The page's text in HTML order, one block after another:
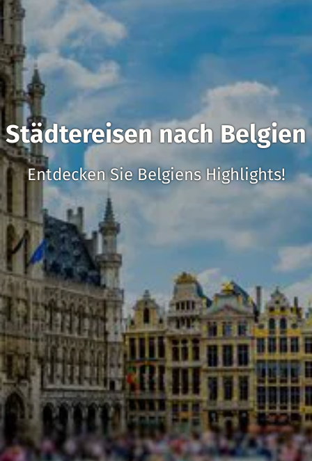
Städtereisen nach Belgien
Entdecken Sie Belgiens Highlights!